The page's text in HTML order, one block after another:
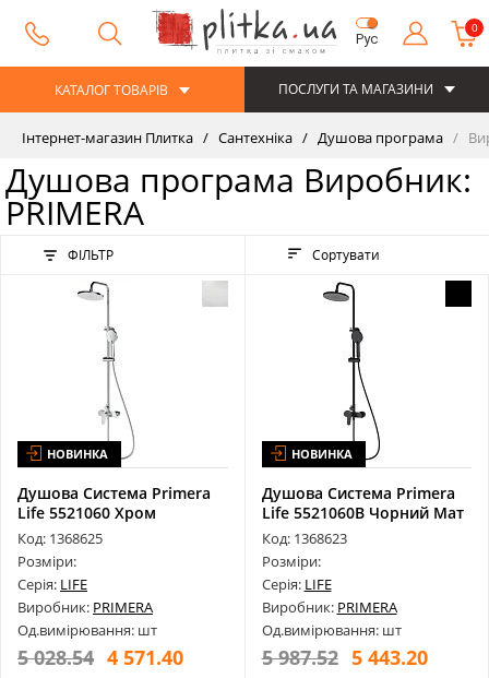
Рус
0
КАТАЛОГ ТОВАРІВ ПОСЛУГИ ТА МАГАЗИНИ
Інтернет-магазин Плитка Сантехніка Душова програма
Душова програма Виробник:
PRIMERA
ФІЛЬТР Сортувати
НОВИНКА
Душова Система Primera
Life 5521060 Хром
Код: 1368625
Розміри:
Серія: LIFE
Виробник: PRIMERA
Од.вимірювання: шт
5 028.54 4 571.40
НОВИНКА
Душова Система Primera
Life 5521060B Чорний Мат
Код: 1368623
Розміри:
Серія: LIFE
Виробник: PRIMERA
Од.вимірювання: шт
5 987.52 5 443.20